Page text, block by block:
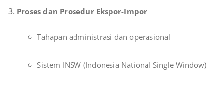
Proses dan Prosedur Ekspor-Impor
Tahapan administrasi dan operasional
Sistem INSW (Indonesia National Single Window)